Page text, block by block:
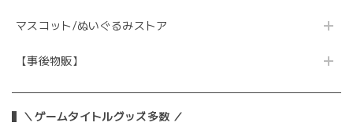
マスコット/ぬいぐるみストア
【事後物販】
＼ゲームタイトルグッズ多数 ／